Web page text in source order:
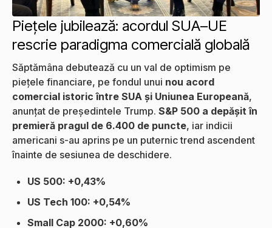
Piețele jubilează: acordul SUA–UE
rescrie paradigma comercială globală
Săptămâna debutează cu un val de optimism pe
piețele financiare, pe fondul unui nou acord
comercial istoric între SUA și Uniunea Europeană,
anunțat de președintele Trump. S&P 500 a depășit în
premieră pragul de 6.400 de puncte, iar indicii
americani s-au aprins pe un puternic trend ascendent
înainte de sesiunea de deschidere.
US 500: +0,43%
US Tech 100: +0,54%
Small Cap 2000: +0,60%